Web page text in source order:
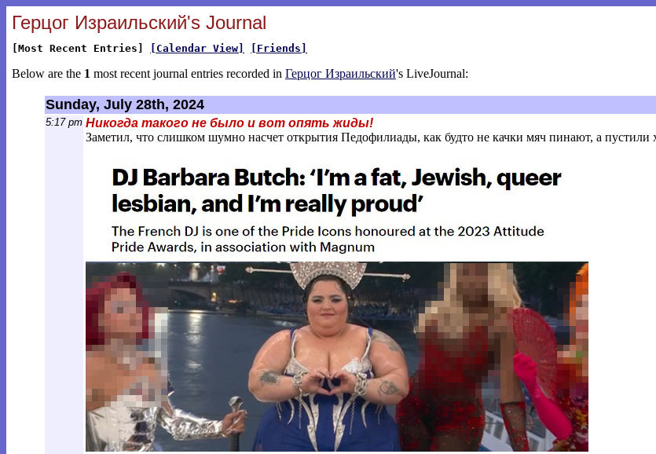
Герцог Израильский's Journal
[Most Recent Entries] [Calendar View] [Friends]
Below are the 1 most recent journal entries recorded in Герцог Израильский's LiveJournal:
Sunday, July 28th, 2024
5:17 pm Никогда такого не было и вот опять жиды!
Заметил, что слишком шумно насчет открытия Педофилиады, как будто не качки мяч пинают, а пустили